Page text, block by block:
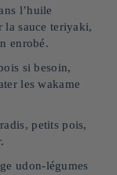
l’huile
la sauce teriyaki,
enrobé.
si besoin,
les wakame
petits pois,
udon-légumes